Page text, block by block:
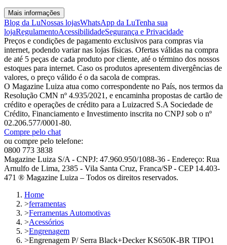
Mais informações
Blog da LuNossas lojasWhatsApp da LuTenha sua
lojaRegulamentoAcessibilidadeSegurança e Privacidade
Preços e condições de pagamento exclusivos para compras via
internet, podendo variar nas lojas físicas. Ofertas válidas na compra
de até 5 peças de cada produto por cliente, até o término dos nossos
estoques para internet. Caso os produtos apresentem divergências de
valores, o preço válido é o da sacola de compras.
O Magazine Luiza atua como correspondente no País, nos termos da
Resolução CMN nº 4.935/2021, e encaminha propostas de cartão de
crédito e operações de crédito para a Luizacred S.A Sociedade de
Crédito, Financiamento e Investimento inscrita no CNPJ sob o nº
02.206.577/0001-80.
Compre pelo chat
ou compre pelo telefone:
0800 773 3838
Magazine Luiza S/A - CNPJ: 47.960.950/1088-36 - Endereço: Rua
Arnulfo de Lima, 2385 - Vila Santa Cruz, Franca/SP - CEP 14.403-
471 ® Magazine Luiza – Todos os direitos reservados.
Home
>ferramentas
>Ferramentas Automotivas
>Acessórios
>Engrenagem
>Engrenagem P/ Serra Black+Decker KS650K-BR TIPO1